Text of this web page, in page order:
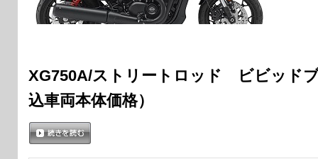
XG750A/ストリートロッド ビビッド
込車両本体価格）